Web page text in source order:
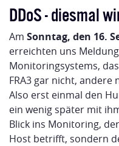
DDoS - diesmal
Am Sonntag, den 16.
erreichten uns
Monitoringsystems,
FRA3 gar nicht,
Also erst einmal den
ein wenig später mit
Blick ins Monitoring,
Host betrifft, sondern